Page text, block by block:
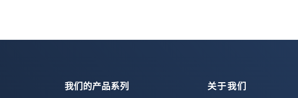
我们的产品系列 关于我们